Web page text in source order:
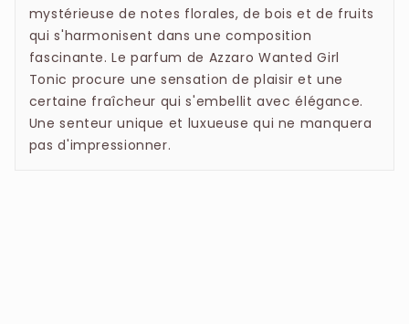
(YELLOW 5), CI 60730 (EXT. VIOLET 2).
mystérieuse de notes florales, de bois et de fruits
qui s'harmonisent dans une composition
fascinante. Le parfum de Azzaro Wanted Girl
Tonic procure une sensation de plaisir et une
certaine fraîcheur qui s'embellit avec élégance.
Une senteur unique et luxueuse qui ne manquera
pas d'impressionner.